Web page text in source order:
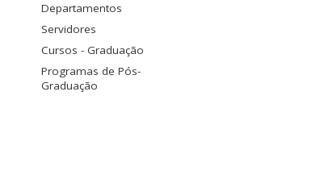
Departamentos
Servidores
Cursos - Graduação
Programas de Pós-
Graduação